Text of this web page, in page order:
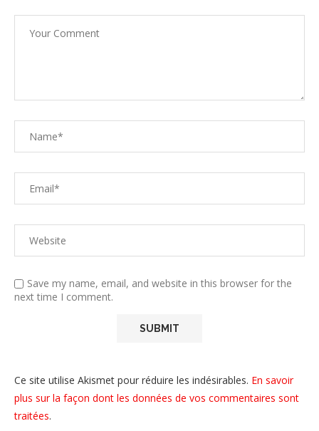
Save my name, email, and website in this browser for the
next time I comment.
Ce site utilise Akismet pour réduire les indésirables. En savoir
plus sur la façon dont les données de vos commentaires sont
traitées.